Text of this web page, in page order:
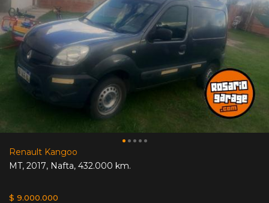
Renault Kangoo
MT, 2017, Nafta, 432.000 km.
$ 9.000.000